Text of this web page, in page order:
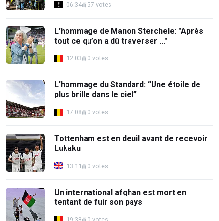
06:34 57 votes
L'hommage de Manon Sterchele: "Après
tout ce qu’on a dû traverser ..."
12:03 0 votes
L'hommage du Standard: “Une étoile de
plus brille dans le ciel”
17:08 0 votes
Tottenham est en deuil avant de recevoir
Lukaku
13:11 0 votes
Un international afghan est mort en
tentant de fuir son pays
19:38 0 votes